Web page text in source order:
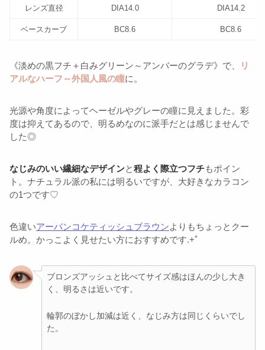
レンズ直径 DIA14.0 DIA14.2
ベースカーブ BC8.6 BC8.6
《淡めの黒フチ＋白みグリーン～アンバーのグラデ》で、
リ
アルなハーフ～外国人風の瞳に。
光源や角度によってヘーゼルやグレーの瞳に見えました。彩
度は抑えてあるので、明るめなのに派手だとは感じませんで
した◎
なじみのいい繊細なデザインと程よく際立つフチもポイン
ト。ナチュラル派の私には明るいですが、大好きなカラコン
の1つです♡
色違いアーバンコケティッシュブラウンよりもちょっとクー
ルめ。かっこよく見せたい方におすすめです.+ﾟ
ブロンズアッシュと比べてサイズ感はほんの少し大き
く、明るさは近いです。
輪郭のぼかし加減は近く、なじみ方は同じくらいでし
た。